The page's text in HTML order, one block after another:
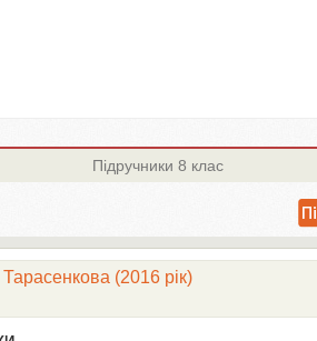
Підручники 8 клас
(2016 рік)